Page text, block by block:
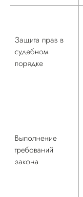
Защита прав в
судебном
порядке
Выполнение
требований
закона